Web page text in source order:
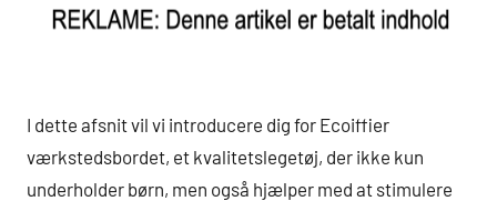
I dette afsnit vil vi introducere dig for Ecoiffier
værkstedsbordet, et kvalitetslegetøj, der ikke kun
underholder børn, men også hjælper med at stimulere